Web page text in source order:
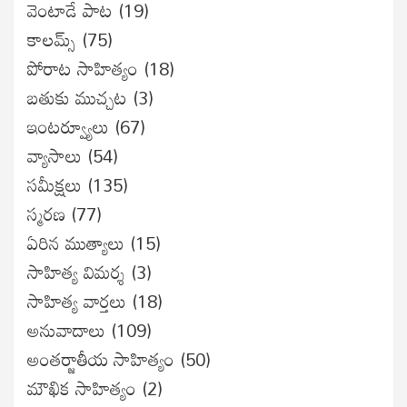
వెంటాడే పాట (19)
కాలమ్స్ (75)
పోరాట సాహిత్యం (18)
బతుకు ముచ్చట (3)
ఇంటర్వ్యూలు (67)
వ్యాసాలు (54)
సమీక్షలు (135)
స్మరణ (77)
ఏరిన ముత్యాలు (15)
సాహిత్య విమర్శ (3)
సాహిత్య వార్తలు (18)
అనువాదాలు (109)
అంతర్జాతీయ సాహిత్యం (50)
మౌఖిక సాహిత్యం (2)